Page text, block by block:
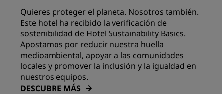
Quieres proteger el planeta. Nosotros también.
Este hotel ha recibido la verificación de
sostenibilidad de Hotel Sustainability Basics.
Apostamos por reducir nuestra huella
medioambiental, apoyar a las comunidades
locales y promover la inclusión y la igualdad en
nuestros equipos.
DESCUBRE MÁS